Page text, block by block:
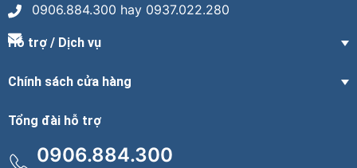
0906.884.300 hay 0937.022.280
Hỗ trợ / Dịch vụ
Chính sách cửa hàng
Tổng đài hỗ trợ
0906.884.300